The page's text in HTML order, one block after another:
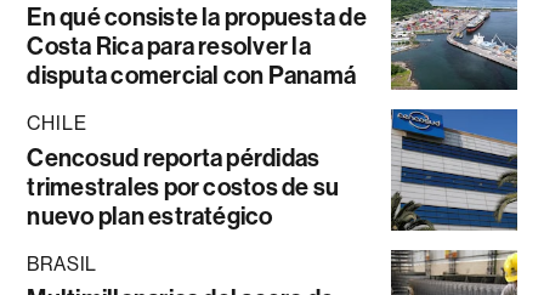
En qué consiste la propuesta de
Costa Rica para resolver la
disputa comercial con Panamá
CHILE
Cencosud reporta pérdidas
trimestrales por costos de su
nuevo plan estratégico
BRASIL